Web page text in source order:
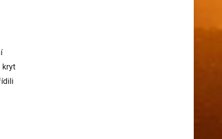
kryt